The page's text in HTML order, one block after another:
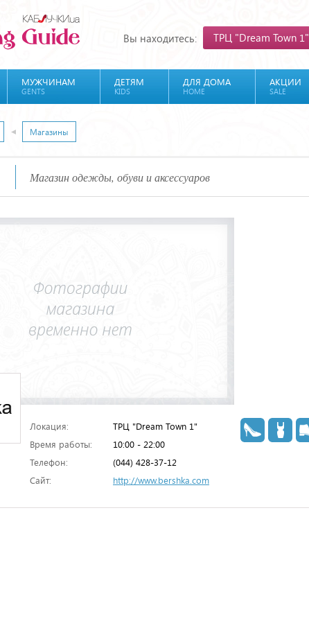
Вы находитесь: ТРЦ "Dream Town 1"
МУЖЧИНАМ
GENTS
ДЕТЯМ
KIDS
ДЛЯ ДОМА
HOME
АКЦИИ
SALE
Магазины
Магазин одежды, обуви и аксессуаров
Локация:
ТРЦ "Dream Town 1"
Время работы:
10:00 - 22:00
Телефон:
(044) 428-37-12
Сайт:
http://www.bershka.com